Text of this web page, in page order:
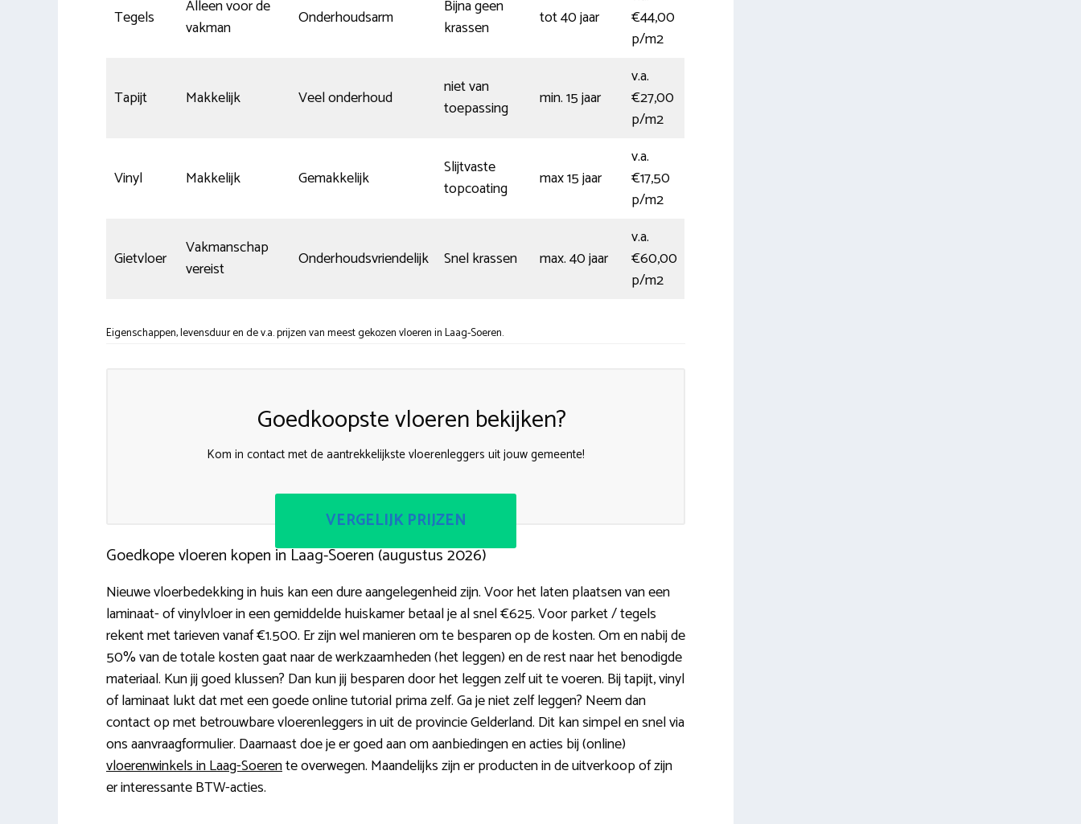
Tegels
Alleen voor de
vakman
Onderhoudsarm
Bijna geen
krassen
tot 40 jaar
€44,00
p/m2
Tapijt Makkelijk Veel onderhoud
niet van
toepassing
min. 15 jaar
v.a.
€27,00
p/m2
Vinyl Makkelijk Gemakkelijk
Slijtvaste
topcoating
max 15 jaar
v.a.
€17,50
p/m2
Gietvloer
Vakmanschap
vereist
Onderhoudsvriendelijk Snel krassen max. 40 jaar
v.a.
€60,00
p/m2
Eigenschappen, levensduur en de v.a. prijzen van meest gekozen vloeren in Laag-Soeren.
Goedkoopste vloeren bekijken?
Kom in contact met de aantrekkelijkste vloerenleggers uit jouw gemeente!
VERGELIJK PRIJZEN
Goedkope vloeren kopen in Laag-Soeren (augustus 2026)
Nieuwe vloerbedekking in huis kan een dure aangelegenheid zijn. Voor het laten plaatsen van een
laminaat- of vinylvloer in een gemiddelde huiskamer betaal je al snel €625. Voor parket / tegels
rekent met tarieven vanaf €1.500. Er zijn wel manieren om te besparen op de kosten. Om en nabij de
50% van de totale kosten gaat naar de werkzaamheden (het leggen) en de rest naar het benodigde
materiaal. Kun jij goed klussen? Dan kun jij besparen door het leggen zelf uit te voeren. Bij tapijt, vinyl
of laminaat lukt dat met een goede online tutorial prima zelf. Ga je niet zelf leggen? Neem dan
contact op met betrouwbare vloerenleggers in uit de provincie Gelderland. Dit kan simpel en snel via
ons aanvraagformulier. Daarnaast doe je er goed aan om aanbiedingen en acties bij (online)
vloerenwinkels in Laag-Soerente overwegen. Maandelijks zijn er producten in de uitverkoop of zijn
er interessante BTW-acties.